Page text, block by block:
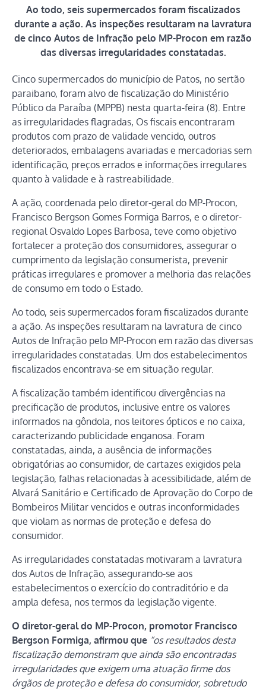
Ao todo, seis supermercados foram fiscalizados
durante a ação. As inspeções resultaram na lavratura
de cinco Autos de Infração pelo MP-Procon em razão
das diversas irregularidades constatadas.
Cinco supermercados do município de Patos, no sertão
paraibano, foram alvo de fiscalização do Ministério
Público da Paraíba (MPPB) nesta quarta-feira (8). Entre
as irregularidades flagradas, Os fiscais encontraram
produtos com prazo de validade vencido, outros
deteriorados, embalagens avariadas e mercadorias sem
identificação, preços errados e informações irregulares
quanto à validade e à rastreabilidade.
A ação, coordenada pelo diretor-geral do MP-Procon,
Francisco Bergson Gomes Formiga Barros, e o diretor-
regional Osvaldo Lopes Barbosa, teve como objetivo
fortalecer a proteção dos consumidores, assegurar o
cumprimento da legislação consumerista, prevenir
práticas irregulares e promover a melhoria das relações
de consumo em todo o Estado.
Ao todo, seis supermercados foram fiscalizados durante
a ação. As inspeções resultaram na lavratura de cinco
Autos de Infração pelo MP-Procon em razão das diversas
irregularidades constatadas. Um dos estabelecimentos
fiscalizados encontrava-se em situação regular.
A fiscalização também identificou divergências na
precificação de produtos, inclusive entre os valores
informados na gôndola, nos leitores ópticos e no caixa,
caracterizando publicidade enganosa. Foram
constatadas, ainda, a ausência de informações
obrigatórias ao consumidor, de cartazes exigidos pela
legislação, falhas relacionadas à acessibilidade, além de
Alvará Sanitário e Certificado de Aprovação do Corpo de
Bombeiros Militar vencidos e outras inconformidades
que violam as normas de proteção e defesa do
consumidor.
As irregularidades constatadas motivaram a lavratura
dos Autos de Infração, assegurando-se aos
estabelecimentos o exercício do contraditório e da
ampla defesa, nos termos da legislação vigente.
O diretor-geral do MP-Procon, promotor Francisco
Bergson Formiga, afirmou que “os resultados desta
fiscalização demonstram que ainda são encontradas
irregularidades que exigem uma atuação firme dos
órgãos de proteção e defesa do consumidor, sobretudo